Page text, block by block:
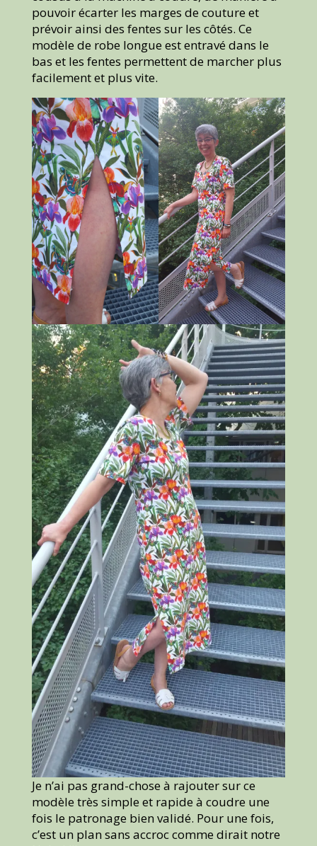
pouvoir écarter les marges de couture et
prévoir ainsi des fentes sur les côtés. Ce
modèle de robe longue est entravé dans le
bas et les fentes permettent de marcher plus
facilement et plus vite.
Je n’ai pas grand-chose à rajouter sur ce
modèle très simple et rapide à coudre une
fois le patronage bien validé. Pour une fois,
c’est un plan sans accroc comme dirait notre